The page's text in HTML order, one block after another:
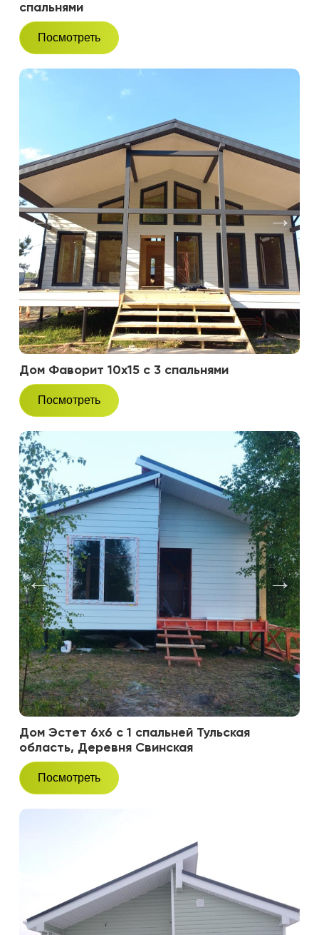
спальнями
Посмотреть
Дом Фаворит 10х15 с 3 спальнями
Посмотреть
Дом Эстет 6х6 с 1 спальней Тульская
область, Деревня Свинская
Посмотреть